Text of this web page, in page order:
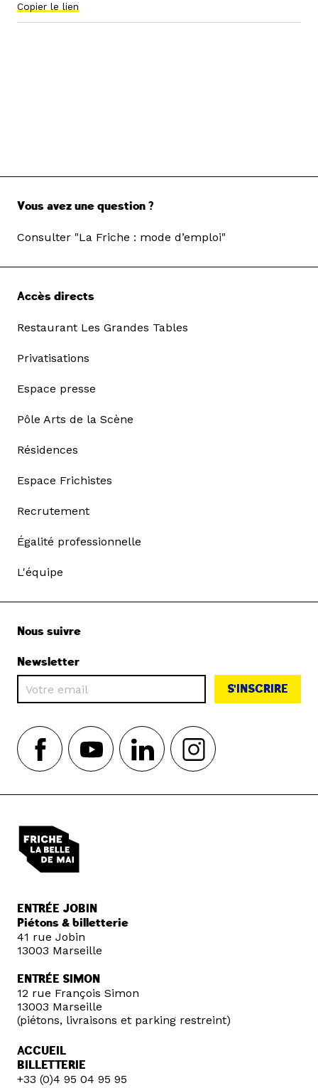
Copier le lien
Vous avez une question ?
Consulter "La Friche : mode d’emploi"
Accès directs
Restaurant Les Grandes Tables
Privatisations
Espace presse
Pôle Arts de la Scène
Résidences
Espace Frichistes
Recrutement
Égalité professionnelle
L'équipe
Nous suivre
Newsletter
S'INSCRIRE
ENTRÉE JOBIN
Piétons & billetterie
41 rue Jobin
13003 Marseille
ENTRÉE SIMON
12 rue François Simon
13003 Marseille
(piétons, livraisons et parking restreint)
ACCUEIL
BILLETTERIE
+33 (0)4 95 04 95 95